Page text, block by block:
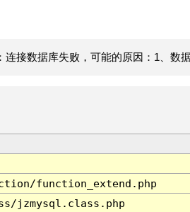
连接数据库失败，可能的原因：1、数
function_extend.php
jzmysql.class.php